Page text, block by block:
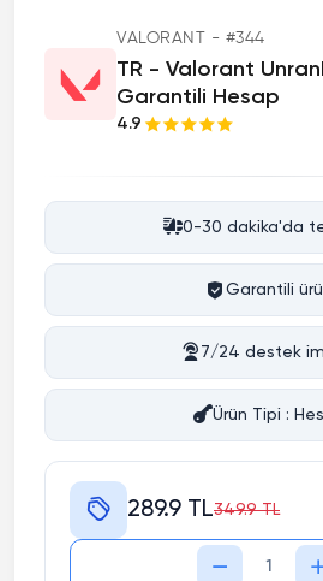
VALORANT - #344
TR - Valorant
Garantili Hesap
4.9
0-30 dakika'da
Garantili
7/24 destek
Ürün Tipi :
289.9 TL349.9 TL